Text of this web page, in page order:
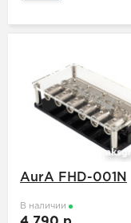
AurA FHD-001N
В наличии